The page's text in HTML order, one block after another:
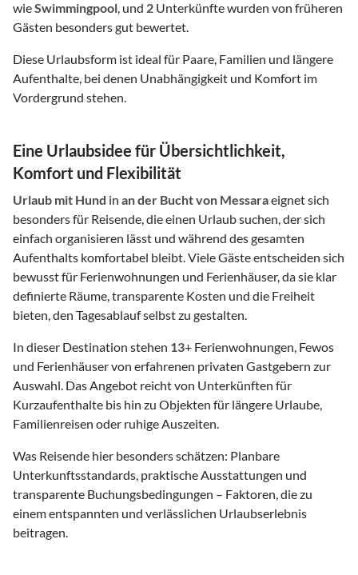
wieSwimmingpool, und 2 Unterkünfte wurden von früheren
Gästen besonders gut bewertet.
Diese Urlaubsform ist ideal für Paare, Familien und längere
Aufenthalte, bei denen Unabhängigkeit und Komfort im
Vordergrund stehen.
Eine Urlaubsidee für Übersichtlichkeit,
Komfort und Flexibilität
Urlaub mit Hund in an der Bucht von Messaraeignet sich
besonders für Reisende, die einen Urlaub suchen, der sich
einfach organisieren lässt und während des gesamten
Aufenthalts komfortabel bleibt. Viele Gäste entscheiden sich
bewusst für Ferienwohnungen und Ferienhäuser, da sie klar
definierte Räume, transparente Kosten und die Freiheit
bieten, den Tagesablauf selbst zu gestalten.
In dieser Destination stehen 13+ Ferienwohnungen, Fewos
und Ferienhäuser von erfahrenen privaten Gastgebern zur
Auswahl. Das Angebot reicht von Unterkünften für
Kurzaufenthalte bis hin zu Objekten für längere Urlaube,
Familienreisen oder ruhige Auszeiten.
Was Reisende hier besonders schätzen: Planbare
Unterkunftsstandards, praktische Ausstattungen und
transparente Buchungsbedingungen – Faktoren, die zu
einem entspannten und verlässlichen Urlaubserlebnis
beitragen.